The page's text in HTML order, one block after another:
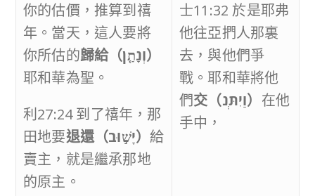
你的估價，推算到禧
年。當天，這人要將
你所估的歸給（וְנָתַ֤ן）
耶和華為聖。
利27:24 到了禧年，那
田地要退還（יָשׁ֣וּב） 給
賣主，就是繼承那地
的原主。
士11:32 於是耶弗
他往亞捫人那裏
去，與他們爭
戰。耶和華將他
們交（וַיִתְּנ） 在他
手中，